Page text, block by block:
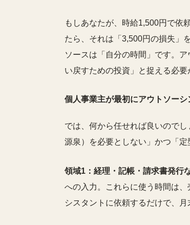
もしあなたが、時給1,500円で依
たら、それは「3,500円の損失」
ソースは「自分の時間」です。
い戻すための投資」と捉える必要
個人事業主が最初にアウトソー
では、何から任せれば良いので
源泉）を必要としない」かつ「定
領域1：経理・記帳・請求書発行
への入力。これらに使う時間は
シスタントに依頼するだけで、